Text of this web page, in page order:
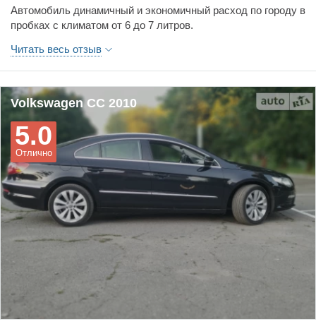
Автомобиль динамичный и экономичный расход по городу в
пробках с климатом от 6 до 7 литров.
проблем никаких. Мокрая коробка передач тоже без
проблем.
Читать весь отзыв
Volkswagen CC 2010
Отлично
5.0